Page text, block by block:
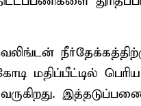
கோடி மதிப்பீட்டில்
இத்தடுப்பணை